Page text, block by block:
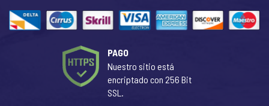
PAGO
Nuestro sitio está
encriptado con 256 Bit
SSL.